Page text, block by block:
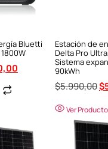
Bluetti
1800W
Estación de
Delta Pro
Sistema
90kWh
$5.990,00$
Ver Producto